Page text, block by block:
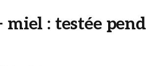
miel : testée